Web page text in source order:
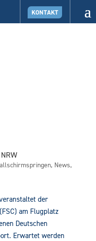
KONTAKT
, News,
der
am Flugplatz
Deutschen
Erwartet werden